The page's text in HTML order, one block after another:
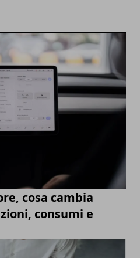
cosa cambia
consumi e